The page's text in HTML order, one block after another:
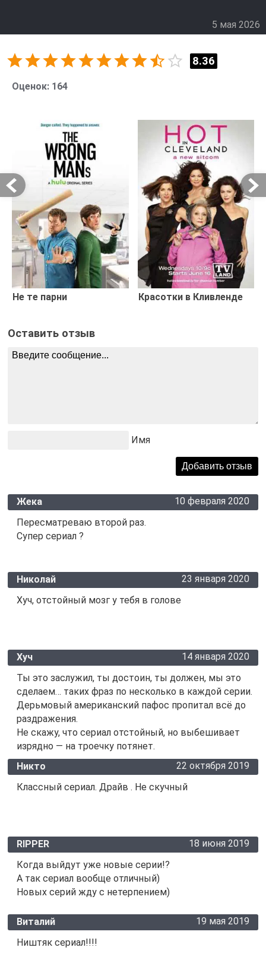
5 мая 2026
8.36
Оценок: 164
Не те парни Красотки в Кливленде
Оставить отзыв
Имя
Жека
10 февраля 2020
Пересматреваю второй раз.
Супер сериал ?
Николай
23 января 2020
Хуч, отстойный мозг у тебя в голове
Хуч
14 января 2020
Ты это заслужил, ты достоин, ты должен, мы это
сделаем… таких фраз по несколько в каждой серии.
Дерьмовый американский пафос пропитал всё до
раздражения.
Не скажу, что сериал отстойный, но выбешивает
изрядно — на троечку потянет.
Никто
22 октября 2019
Классный сериал. Драйв . Не скучный
RIPPER
18 июня 2019
Когда выйдут уже новые серии!?
А так сериал вообще отличный)
Новых серий жду с нетерпением)
Виталий
19 мая 2019
Ништяк сериал!!!!